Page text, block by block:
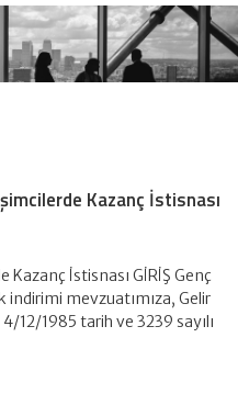
Kazanç İstisnası
Kazanç İstisnası GİRİŞ Genç
indirimi mevzuatımıza, Gelir
12/1985 tarih ve 3239 sayılı